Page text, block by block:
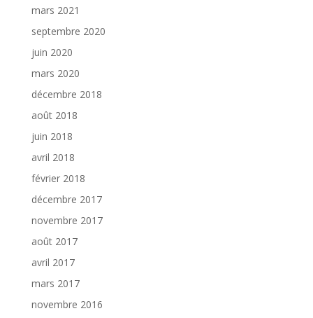
mars 2021
septembre 2020
juin 2020
mars 2020
décembre 2018
août 2018
juin 2018
avril 2018
février 2018
décembre 2017
novembre 2017
août 2017
avril 2017
mars 2017
novembre 2016